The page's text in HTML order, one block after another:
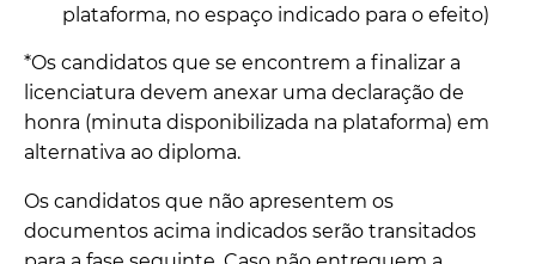
plataforma, no espaço indicado para o efeito)
*Os candidatos que se encontrem a finalizar a
licenciatura devem anexar uma declaração de
honra (minuta disponibilizada na plataforma) em
alternativa ao diploma.
Os candidatos que não apresentem os
documentos acima indicados serão transitados